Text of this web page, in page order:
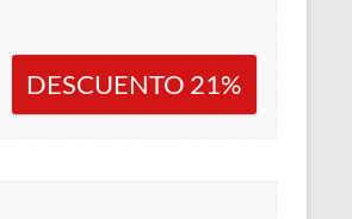
DESCUENTO 21%